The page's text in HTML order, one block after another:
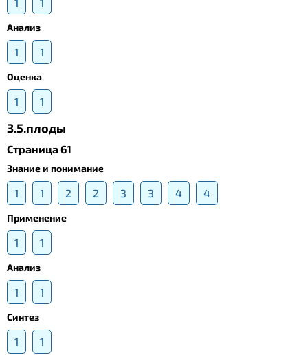
Анализ
1 1
Оценка
1 1
3.5.плоды
Страница 61
Знание и понимание
1 1 2 2 3 3 4 4
Применение
1 1
Анализ
1 1
Синтез
1 1